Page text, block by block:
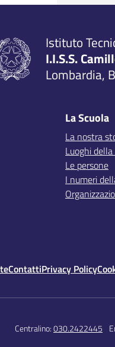
Istituto
I.I.S.S.
Lombardia,
La Scuola
La nostra
Luoghi
Le persone
I numeri
ContattiPrivacy Policy
Centralino:030.2422445